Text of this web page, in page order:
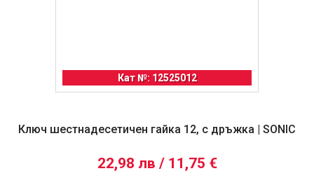
Кат №: 12525012
Ключ шестнадесетичен гайка 12, с дръжка | SONIC
22,98 лв / 11,75 €